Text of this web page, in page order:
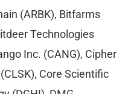
(ARBK), Bitfarms
Technologies
Inc. (CANG), Cipher
Core Scientific